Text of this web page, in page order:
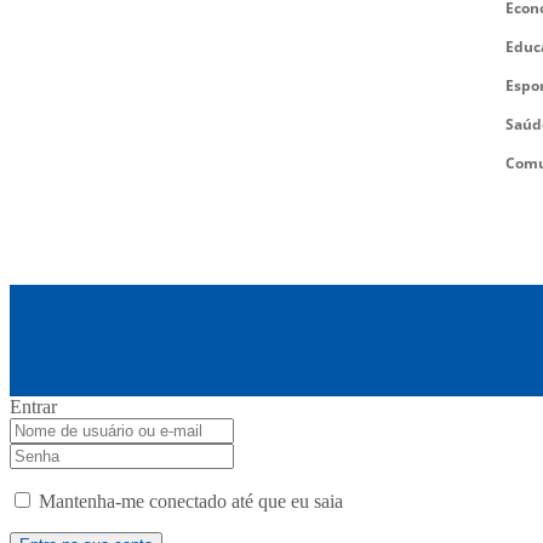
Entrar
Mantenha-me conectado até que eu saia